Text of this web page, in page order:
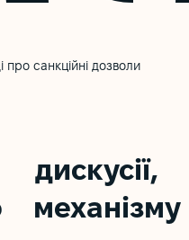
про санкційні дозволи